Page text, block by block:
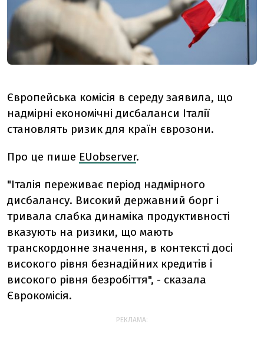
Європейська комісія в середу заявила, що
надмірні економічні дисбаланси Італії
становлять ризик для країн єврозони.
Про це пише EUobserver.
"Італія переживає період надмірного
дисбалансу. Високий державний борг і
тривала слабка динаміка продуктивності
вказують на ризики, що мають
транскордонне значення, в контексті досі
високого рівня безнадійних кредитів і
високого рівня безробіття", - сказала
Єврокомісія.
РЕКЛАМА: